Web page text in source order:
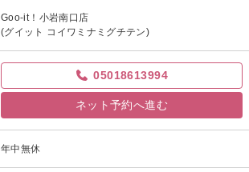
Goo-it！小岩南口店
(グイット コイワミナミグチテン)
05018613994
ネット予約へ進む
年中無休